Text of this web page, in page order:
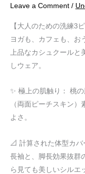
Leave a Comment /
【大人のための洗練3ピ
ヨガも、カフェも、お
上品なカシュクール
しウェア。
✨ 極上の肌触り： 桃
（両面ピーチスキン
よさ。
📐 計算された体型カ
長袖と、脚長効果抜群
ら見ても美しいシルエ
え
て
を
美
く
魅
せ
大
人
の